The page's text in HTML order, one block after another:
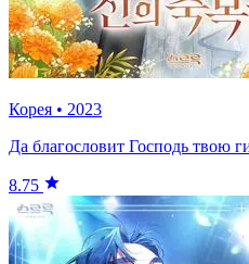
Корея • 2023
Да благословит Господь твою
8.75